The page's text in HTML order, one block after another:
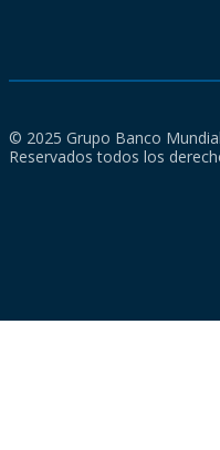
© 2025 Grupo Banco
Reservados todos los